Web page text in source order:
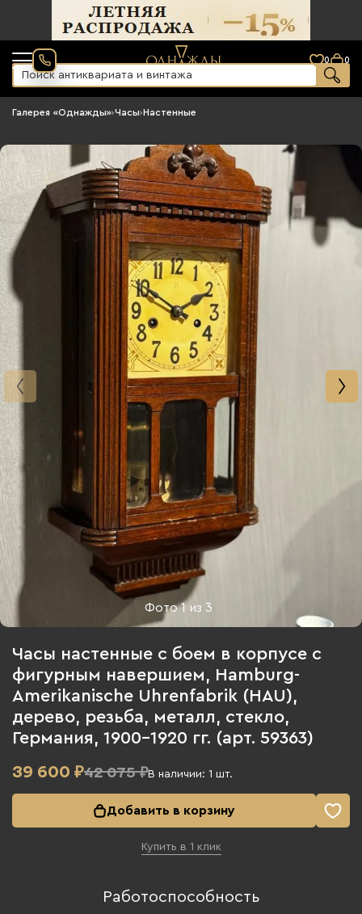
0 0
Галерея «Однажды»›Часы›Настенные
Фото1 из3
Часы настенные с боем в корпусе с
фигурным навершием, Hamburg-
Amerikanische Uhrenfabrik (HAU),
дерево, резьба, металл, стекло,
Германия, 1900-1920 гг. (арт. 59363)
39 600 ₽42 075 ₽В наличии: 1 шт.
Добавить в корзину
Купить в 1 клик
Работоспособность